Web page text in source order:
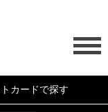
カードで探す